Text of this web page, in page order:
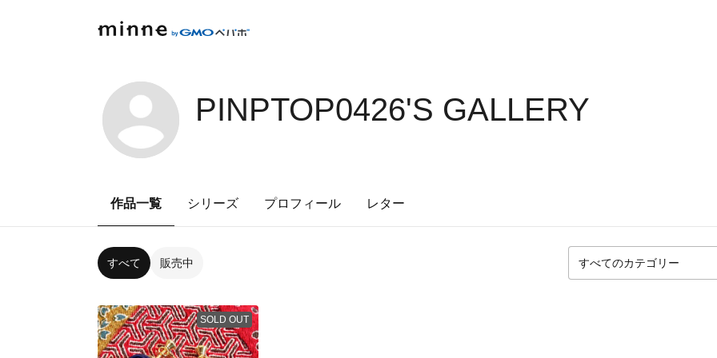
PINPTOP0426'S GALLERY
作品一覧 シリーズ プロフィール レター
すべて 販売中
SOLD OUT